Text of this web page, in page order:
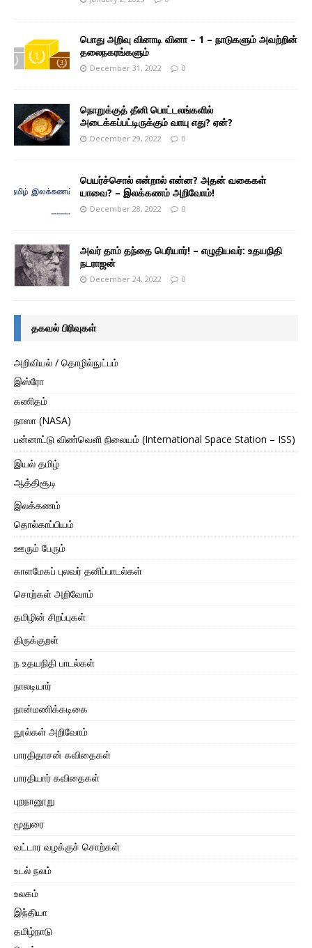
பொது அறிவு வினாடி வினா – 1 – நாடுகளும் அவற்றின்
தலைநகரங்களும்
December 31, 2022 0
நொறுக்குத் தீனி பொட்டலங்களில்
அடைக்கப்பட்டிருக்கும் வாயு எது? ஏன்?
December 29, 2022 0
பெயர்ச்சொல் என்றால் என்ன? அதன் வகைகள்
யாவை? – இலக்கணம் அறிவோம்!
December 28, 2022 0
அவர் தாம் தந்தை பெரியார்! – எழுதியவர்: உதயநிதி
நடராஜன்
December 24, 2022 0
தகவல் பிரிவுகள்
அறிவியல் / தொழில்நுட்பம்
இஸ்ரோ
கணிதம்
நாஸா (NASA)
பன்னாட்டு விண்வெளி நிலையம் (International Space Station – ISS)
இயல் தமிழ்
ஆத்திசூடி
இலக்கணம்
தொல்காப்பியம்
ஊரும் பேரும்
காளமேகப் புலவர் தனிப்பாடல்கள்
சொற்கள் அறிவோம்
தமிழின் சிறப்புகள்
திருக்குறள்
ந உதயநிதி பாடல்கள்
நாலடியார்
நான்மணிக்கடிகை
நூல்கள் அறிவோம்
பாரதிதாசன் கவிதைகள்
பாரதியார் கவிதைகள்
புறநானூறு
மூதுரை
வட்டார வழக்குச் சொற்கள்
உடல் நலம்
உலகம்
இந்தியா
தமிழ்நாடு